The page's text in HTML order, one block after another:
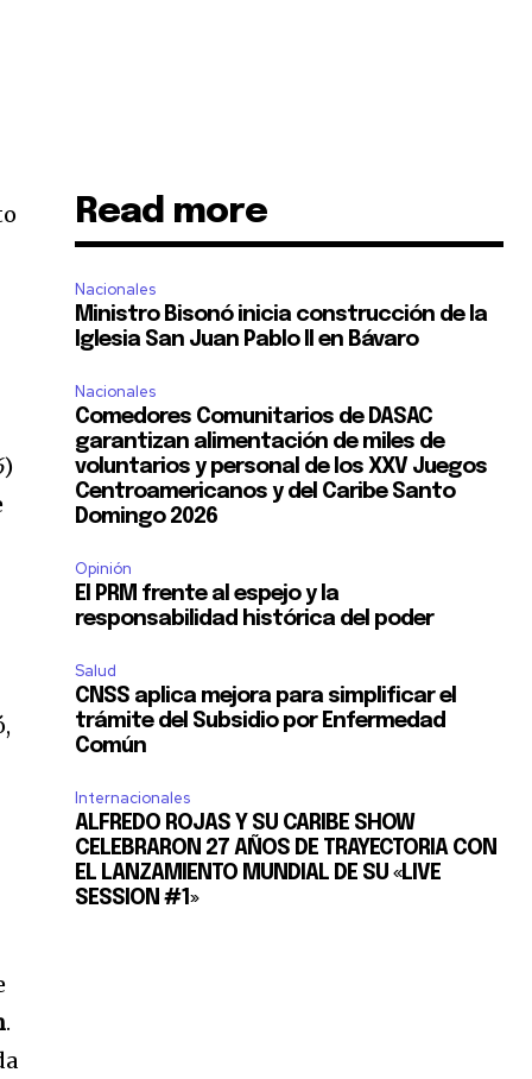
)
.
Read more
Nacionales
Ministro Bisonó inicia construcción de la
Iglesia San Juan Pablo II en Bávaro
Nacionales
Comedores Comunitarios de DASAC
garantizan alimentación de miles de
voluntarios y personal de los XXV Juegos
Centroamericanos y del Caribe Santo
Domingo 2026
Opinión
El PRM frente al espejo y la
responsabilidad histórica del poder
Salud
CNSS aplica mejora para simplificar el
trámite del Subsidio por Enfermedad
Común
Internacionales
ALFREDO ROJAS Y SU CARIBE SHOW
CELEBRARON 27 AÑOS DE TRAYECTORIA CON
EL LANZAMIENTO MUNDIAL DE SU «LIVE
SESSION #1»